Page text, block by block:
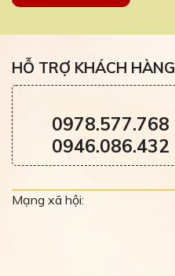
HỖ TRỢ KHÁCH HÀNG
0978.577.768
0946.086.432
Mạng xã hội: